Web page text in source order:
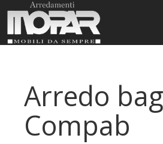
Arredo
Compab